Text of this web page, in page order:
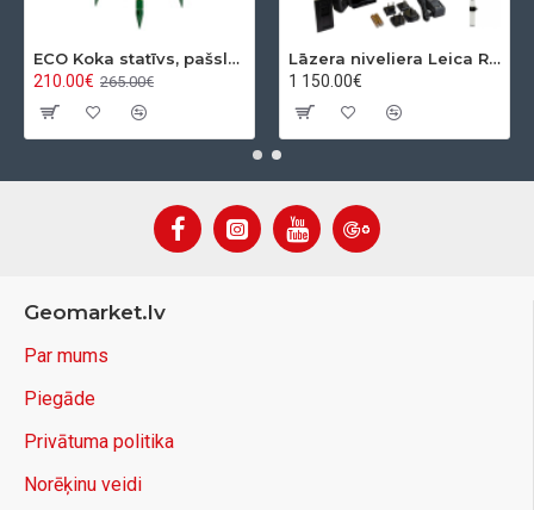
ECO Koka statīvs, pašslēdzošs, ar apaļo pamatni
210.00€ 265.00€
Lāzera niveliera Leica Rugby 610 + Rod eye 120 Basic komplekts
1 150.00€
Geomarket.lv
Par mums
Piegāde
Privātuma politika
Norēķinu veidi